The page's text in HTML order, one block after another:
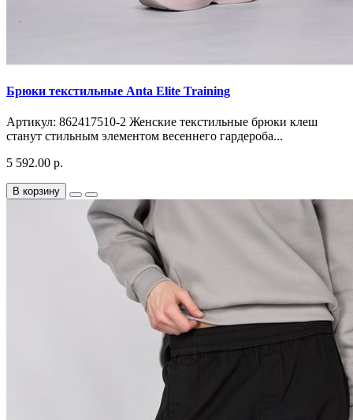
Брюки текстильные Anta Elite Training
Артикул: 862417510-2 Женские текстильные брюки клеш
станут стильным элементом весеннего гардероба...
5 592.00 р.
В корзину